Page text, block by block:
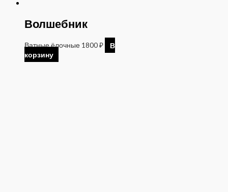
Волшебник
Ватные ёлочные 1800₽
В
корзину